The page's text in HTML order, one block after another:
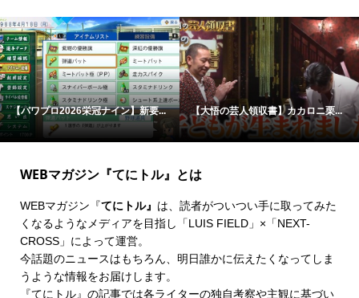
【パワプロ2026栄冠ナイン】新要... 【大悟の芸人領収書】カカロニ栗...
WEBマガジン『てにトル』とは
WEBマガジン『てにトル』 は、読者がついつい手に取ってみた
くなるようなメディアを目指し「LUIS FIELD」×「NEXT-
CROSS」によって運営。
今話題のニュースはもちろん、明日誰かに伝えたくなってしま
うような情報をお届けします。
『てにトル』の記事では各ライターの独自考察や主観に基づい